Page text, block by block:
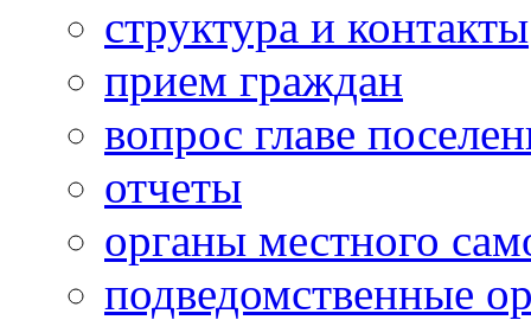
структура и контакты
прием граждан
вопрос главе
отчеты
органы местного
подведомственные